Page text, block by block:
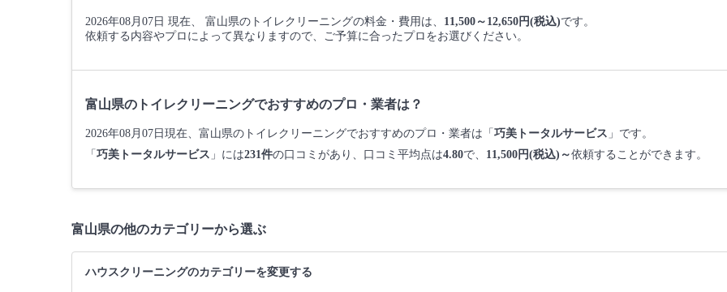
2026年08月07日 現在、 富山県のトイレクリーニングの料金・費用は、 11,500～12,650円(税込)です。
依頼する内容やプロによって異なりますので、ご予算に合ったプロをお選びください。
富山県のトイレクリーニングでおすすめのプロ・業者は？
2026年08月07日現在、富山県のトイレクリーニングでおすすめのプロ・業者は「 巧美トータルサービス 」です。
「 巧美トータルサービス 」には231件の口コミがあり、口コミ平均点は4.80で、 11,500円(税込)～依頼することができます。
富山県の他のカテゴリーから選ぶ
ハウスクリーニングのカテゴリーを変更する